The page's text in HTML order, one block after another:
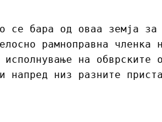
се бара од оваа земја за
рамноправна членка
на обврските
напред низ разните